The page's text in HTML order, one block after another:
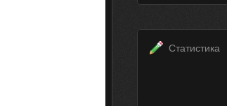
Статистика